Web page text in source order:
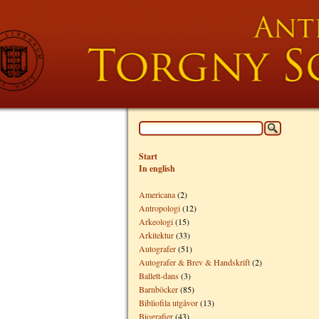
Start
In english
Americana(2)
Antropologi(12)
Arkeologi(15)
Arkitektur(33)
Autografer(51)
Autografer & Brev & Handskrift(2)
Ballett-dans (3)
Barnböcker(85)
Bibliofila utgåvor(13)
Biografier(43)